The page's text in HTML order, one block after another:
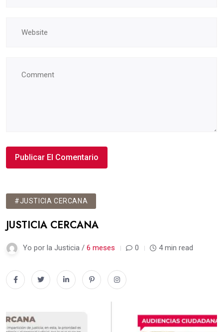
#JUSTICIA CERCANA
JUSTICIA CERCANA
Yo por la Justicia / 6 meses 0 4 min read